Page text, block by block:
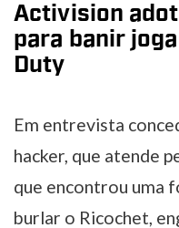
Activision
para banir
Duty
Em entrevista
hacker, que atende
que encontrou uma
burlar o Ricochet,